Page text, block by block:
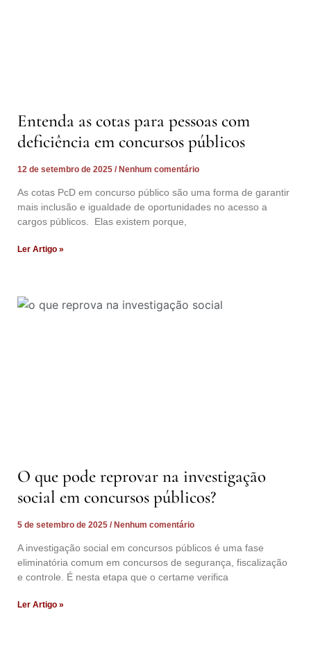
Entenda as cotas para pessoas com
deficiência em concursos públicos
12 de setembro de 2025 Nenhum comentário
As cotas PcD em concurso público são uma forma de garantir
mais inclusão e igualdade de oportunidades no acesso a
cargos públicos. Elas existem porque,
Ler Artigo »
O que pode reprovar na investigação
social em concursos públicos?
5 de setembro de 2025 Nenhum comentário
A investigação social em concursos públicos é uma fase
eliminatória comum em concursos de segurança, fiscalização
e controle. É nesta etapa que o certame verifica
Ler Artigo »